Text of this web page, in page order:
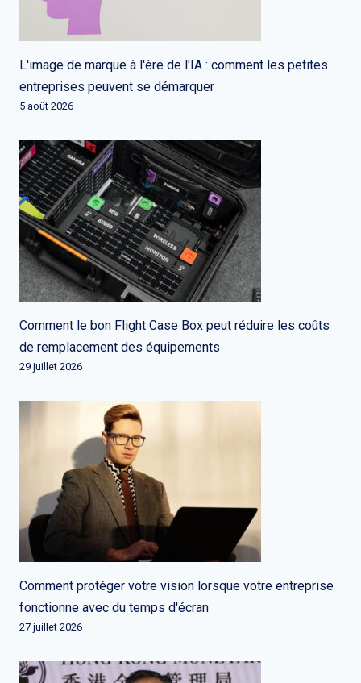
L'image de marque à l'ère de l'IA : comment les petites
entreprises peuvent se démarquer
5 août 2026
Comment le bon Flight Case Box peut réduire les coûts
de remplacement des équipements
29 juillet 2026
Comment protéger votre vision lorsque votre entreprise
fonctionne avec du temps d'écran
27 juillet 2026